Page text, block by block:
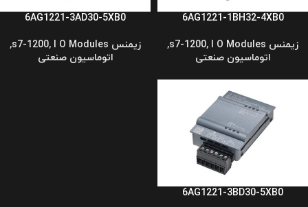
6AG1221-1BH32-4XB0
زیمنس s7-1200 , I O Modules
,
اتوماسیون صنعتی
6AG1221-3AD30-5XB0
زیمنس s7-1200 , I O Modules
,
اتوماسیون صنعتی
6AG1221-3BD30-5XB0